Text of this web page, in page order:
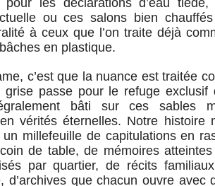
pour les déclarations d’eau
ou ces salons bien
à ceux que l’on traite déjà
en plastique.
c’est que la nuance est traitée
passe pour le refuge exclusif
bâti sur ces sables
vérités éternelles. Notre histoire
un millefeuille de capitulations en
de table, de mémoires atteintes
par quartier, de récits
d’archives que chacun ouvre